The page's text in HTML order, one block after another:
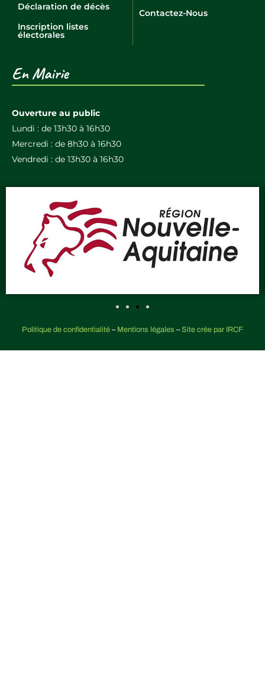
Déclaration de décès
Inscription listes
électorales
Contactez-Nous
En Mairie
Ouverture au public
Lundi : de 13h30 à 16h30
Mercredi : de 8h30 à 16h30
Vendredi : de 13h30 à 16h30
Politique de confidentialité – Mentions légales –Site crée par IRCF